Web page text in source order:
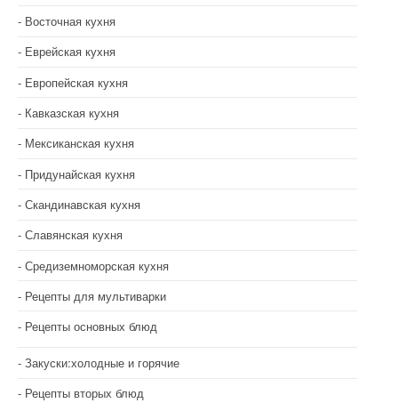
Восточная кухня
Еврейская кухня
Европейская кухня
Кавказская кухня
Мексиканская кухня
Придунайская кухня
Скандинавская кухня
Славянская кухня
Средиземноморская кухня
Рецепты для мультиварки
Рецепты основных блюд
Закуски:холодные и горячие
Рецепты вторых блюд